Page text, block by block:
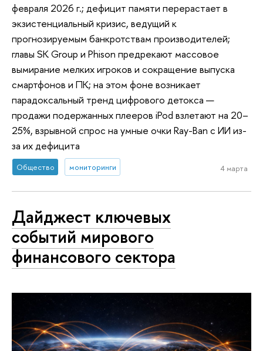
февраля 2026 г.; дефицит памяти перерастает в
экзистенциальный кризис, ведущий к
прогнозируемым банкротствам производителей;
главы SK Group и Phison предрекают массовое
вымирание мелких игроков и сокращение выпуска
смартфонов и ПК; на этом фоне возникает
парадоксальный тренд цифрового детокса —
продажи подержанных плееров iPod взлетают на 20–
25%, взрывной спрос на умные очки Ray-Ban с ИИ из-
за их дефицита
Общество мониторинги 4 марта
Дайджест ключевых
событий мирового
финансового сектора